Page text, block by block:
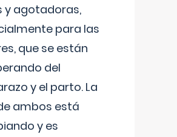
y agotadoras,
para las
que se están
del
y el parto. La
ambos está
y es